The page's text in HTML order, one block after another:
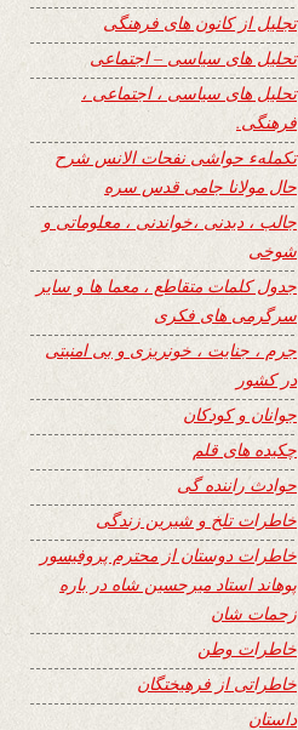
تجلیل از کانون های فرهنگی
تحلیل های سیاسی – اجتماعی
تحلیل های سیاسی ، اجتماعی ،
فرهنگی.
تکملهء حواشی نفحات الانس شرح
حال مولانا جامی قدس سره
جالب ، دیدنی ،خواندنی ، معلوماتی و
شوخی
جدول کلمات متقاطع ، معما ها و سایر
سرگرمی های فکری
جرم ، جنایت ، خونریزی و بی امنیتی
در کشور
جوانان و کودکان
چکیده های قلم
حوادث راننده گی
خاطرات تلخ و شیرین زندگی
خاطرات دوستان از محترم پروفیسور
پوهاند استاد میرحسین شاه در باره
زحمات شان
خاطرات وطن
خاطراتی از فرهیختگان
داستان